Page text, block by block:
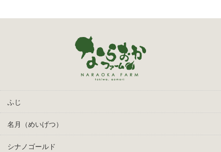
ふじ
名月（めいげつ）
シナノゴールド